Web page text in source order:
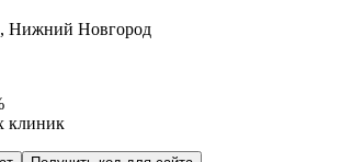
Нижний Новгород
клиник